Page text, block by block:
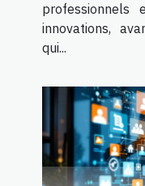
professionnels
innovations,
qui...